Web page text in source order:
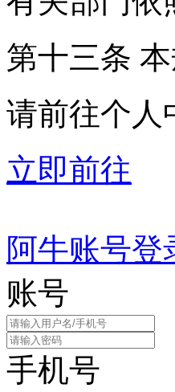
第十三条
请前往个人
立即前往
阿牛账号登
账号
手机号